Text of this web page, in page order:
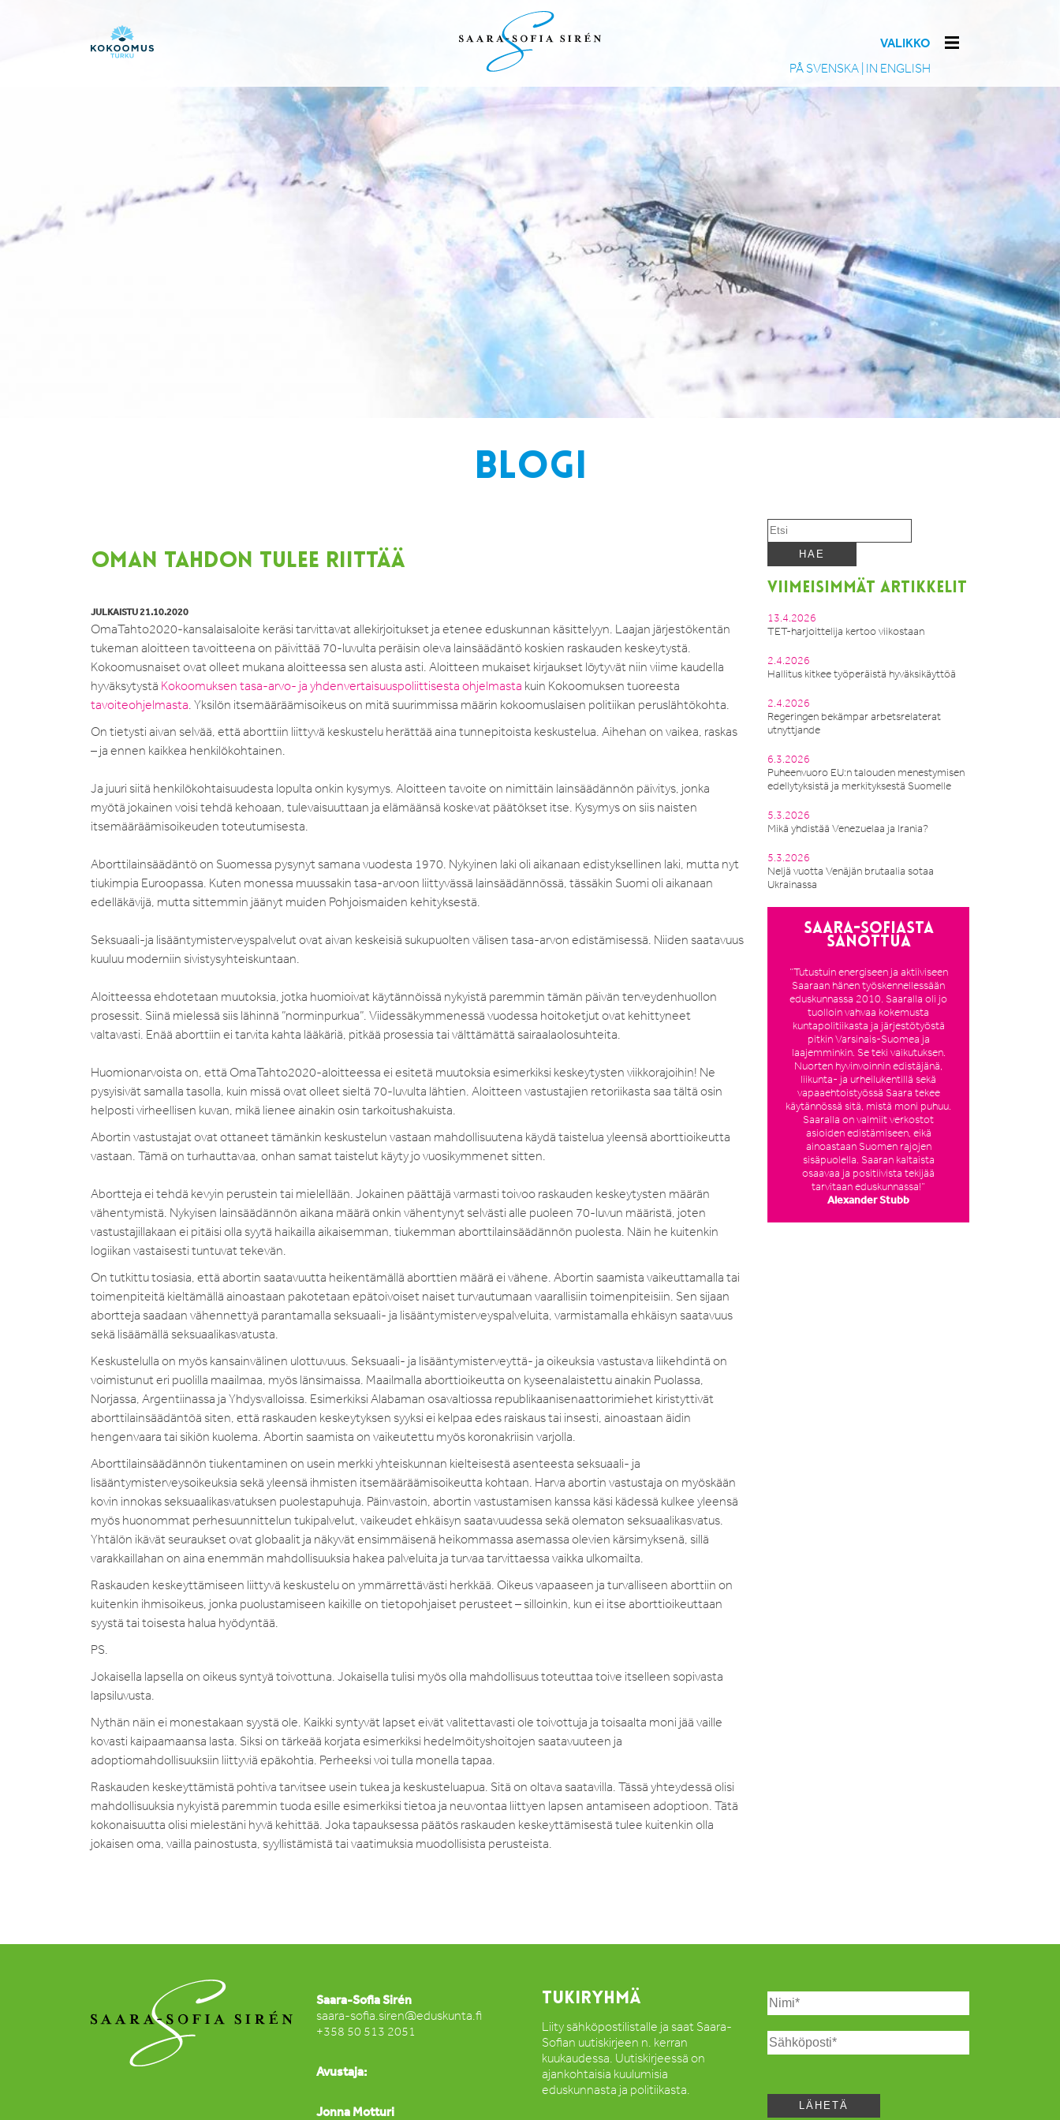
PÅ SVENSKA IN ENGLISH
VALIKKO
BLOGI
OMAN TAHDON TULEE RIITTÄÄ
JULKAISTU 21.10.2020
OmaTahto2020-kansalaisaloite keräsi tarvittavat allekirjoitukset ja etenee eduskunnan käsittelyyn. Laajan järjestökentän
tukeman aloitteen tavoitteena on päivittää 70-luvulta peräisin oleva lainsäädäntö koskien raskauden keskeytystä.
Kokoomusnaiset ovat olleet mukana aloitteessa sen alusta asti. Aloitteen mukaiset kirjaukset löytyvät niin viime kaudella
hyväksytystä Kokoomuksen tasa-arvo- ja yhdenvertaisuuspoliittisesta ohjelmasta kuin Kokoomuksen tuoreesta
tavoiteohjelmasta. Yksilön itsemääräämisoikeus on mitä suurimmissa määrin kokoomuslaisen politiikan peruslähtökohta.
On tietysti aivan selvää, että aborttiin liittyvä keskustelu herättää aina tunnepitoista keskustelua. Aihehan on vaikea, raskas
– ja ennen kaikkea henkilökohtainen.
Ja juuri siitä henkilökohtaisuudesta lopulta onkin kysymys. Aloitteen tavoite on nimittäin lainsäädännön päivitys, jonka
myötä jokainen voisi tehdä kehoaan, tulevaisuuttaan ja elämäänsä koskevat päätökset itse. Kysymys on siis naisten
itsemääräämisoikeuden toteutumisesta.
Aborttilainsäädäntö on Suomessa pysynyt samana vuodesta 1970. Nykyinen laki oli aikanaan edistyksellinen laki, mutta nyt
tiukimpia Euroopassa. Kuten monessa muussakin tasa-arvoon liittyvässä lainsäädännössä, tässäkin Suomi oli aikanaan
edelläkävijä, mutta sittemmin jäänyt muiden Pohjoismaiden kehityksestä.
Seksuaali-ja lisääntymisterveyspalvelut ovat aivan keskeisiä sukupuolten välisen tasa-arvon edistämisessä. Niiden saatavuus
kuuluu moderniin sivistysyhteiskuntaan.
Aloitteessa ehdotetaan muutoksia, jotka huomioivat käytännöissä nykyistä paremmin tämän päivän terveydenhuollon
prosessit. Siinä mielessä siis lähinnä ”norminpurkua”. Viidessäkymmenessä vuodessa hoitoketjut ovat kehittyneet
valtavasti. Enää aborttiin ei tarvita kahta lääkäriä, pitkää prosessia tai välttämättä sairaalaolosuhteita.
Huomionarvoista on, että OmaTahto2020-aloitteessa ei esitetä muutoksia esimerkiksi keskeytysten viikkorajoihin! Ne
pysyisivät samalla tasolla, kuin missä ovat olleet sieltä 70-luvulta lähtien. Aloitteen vastustajien retoriikasta saa tältä osin
helposti virheellisen kuvan, mikä lienee ainakin osin tarkoitushakuista.
Abortin vastustajat ovat ottaneet tämänkin keskustelun vastaan mahdollisuutena käydä taistelua yleensä aborttioikeutta
vastaan. Tämä on turhauttavaa, onhan samat taistelut käyty jo vuosikymmenet sitten.
Abortteja ei tehdä kevyin perustein tai mielellään. Jokainen päättäjä varmasti toivoo raskauden keskeytysten määrän
vähentymistä. Nykyisen lainsäädännön aikana määrä onkin vähentynyt selvästi alle puoleen 70-luvun määristä, joten
vastustajillakaan ei pitäisi olla syytä haikailla aikaisemman, tiukemman aborttilainsäädännön puolesta. Näin he kuitenkin
logiikan vastaisesti tuntuvat tekevän.
On tutkittu tosiasia, että abortin saatavuutta heikentämällä aborttien määrä ei vähene. Abortin saamista vaikeuttamalla tai
toimenpiteitä kieltämällä ainoastaan pakotetaan epätoivoiset naiset turvautumaan vaarallisiin toimenpiteisiin. Sen sijaan
abortteja saadaan vähennettyä parantamalla seksuaali- ja lisääntymisterveyspalveluita, varmistamalla ehkäisyn saatavuus
sekä lisäämällä seksuaalikasvatusta.
Keskustelulla on myös kansainvälinen ulottuvuus. Seksuaali- ja lisääntymisterveyttä- ja oikeuksia vastustava liikehdintä on
voimistunut eri puolilla maailmaa, myös länsimaissa. Maailmalla aborttioikeutta on kyseenalaistettu ainakin Puolassa,
Norjassa, Argentiinassa ja Yhdysvalloissa. Esimerkiksi Alabaman osavaltiossa republikaanisenaattorimiehet kiristyttivät
aborttilainsäädäntöä siten, että raskauden keskeytyksen syyksi ei kelpaa edes raiskaus tai insesti, ainoastaan äidin
hengenvaara tai sikiön kuolema. Abortin saamista on vaikeutettu myös koronakriisin varjolla.
Aborttilainsäädännön tiukentaminen on usein merkki yhteiskunnan kielteisestä asenteesta seksuaali- ja
lisääntymisterveysoikeuksia sekä yleensä ihmisten itsemääräämisoikeutta kohtaan. Harva abortin vastustaja on myöskään
kovin innokas seksuaalikasvatuksen puolestapuhuja. Päinvastoin, abortin vastustamisen kanssa käsi kädessä kulkee yleensä
myös huonommat perhesuunnittelun tukipalvelut, vaikeudet ehkäisyn saatavuudessa sekä olematon seksuaalikasvatus.
Yhtälön ikävät seuraukset ovat globaalit ja näkyvät ensimmäisenä heikommassa asemassa olevien kärsimyksenä, sillä
varakkaillahan on aina enemmän mahdollisuuksia hakea palveluita ja turvaa tarvittaessa vaikka ulkomailta.
Raskauden keskeyttämiseen liittyvä keskustelu on ymmärrettävästi herkkää. Oikeus vapaaseen ja turvalliseen aborttiin on
kuitenkin ihmisoikeus, jonka puolustamiseen kaikille on tietopohjaiset perusteet – silloinkin, kun ei itse aborttioikeuttaan
syystä tai toisesta halua hyödyntää.
PS.
Jokaisella lapsella on oikeus syntyä toivottuna. Jokaisella tulisi myös olla mahdollisuus toteuttaa toive itselleen sopivasta
lapsiluvusta.
Nythän näin ei monestakaan syystä ole. Kaikki syntyvät lapset eivät valitettavasti ole toivottuja ja toisaalta moni jää vaille
kovasti kaipaamaansa lasta. Siksi on tärkeää korjata esimerkiksi hedelmöityshoitojen saatavuuteen ja
adoptiomahdollisuuksiin liittyviä epäkohtia. Perheeksi voi tulla monella tapaa.
Raskauden keskeyttämistä pohtiva tarvitsee usein tukea ja keskusteluapua. Sitä on oltava saatavilla. Tässä yhteydessä olisi
mahdollisuuksia nykyistä paremmin tuoda esille esimerkiksi tietoa ja neuvontaa liittyen lapsen antamiseen adoptioon. Tätä
kokonaisuutta olisi mielestäni hyvä kehittää. Joka tapauksessa päätös raskauden keskeyttämisestä tulee kuitenkin olla
jokaisen oma, vailla painostusta, syyllistämistä tai vaatimuksia muodollisista perusteista.
VIIMEISIMMÄT ARTIKKELIT
13.4.2026
TET-harjoittelija kertoo viikostaan
2.4.2026
Hallitus kitkee työperäistä hyväksikäyttöä
2.4.2026
Regeringen bekämpar arbetsrelaterat
utnyttjande
6.3.2026
Puheenvuoro EU:n talouden menestymisen
edellytyksistä ja merkityksestä Suomelle
5.3.2026
Mikä yhdistää Venezuelaa ja Irania?
5.3.2026
Neljä vuotta Venäjän brutaalia sotaa
Ukrainassa
Saara-Sofiasta
sanottua
”Tutustuin energiseen ja aktiiviseen
Saaraan hänen työskennellessään
eduskunnassa 2010. Saaralla oli jo
tuolloin vahvaa kokemusta
kuntapolitiikasta ja järjestötyöstä
pitkin Varsinais-Suomea ja
laajemminkin. Se teki vaikutuksen.
Nuorten hyvinvoinnin edistäjänä,
liikunta- ja urheilukentillä sekä
vapaaehtoistyössä Saara tekee
käytännössä sitä, mistä moni puhuu.
Saaralla on valmiit verkostot
asioiden edistämiseen, eikä
ainoastaan Suomen rajojen
sisäpuolella. Saaran kaltaista
osaavaa ja positiivista tekijää
tarvitaan eduskunnassa!”
Alexander Stubb
Saara-Sofia Sirén
saara-sofia.siren@eduskunta.fi
+358 50 513 2051
Avustaja:
Jonna Motturi
TUKIRYHMÄ
Liity sähköpostilistalle ja saat Saara-
Sofian uutiskirjeen n. kerran
kuukaudessa. Uutiskirjeessä on
ajankohtaisia kuulumisia
eduskunnasta ja politiikasta.